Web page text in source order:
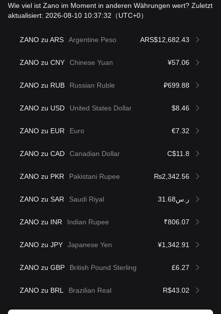
Wie viel ist Zano im Moment in anderen Währungen wert? Zuletzt
aktualisiert: 2026-08-10 10:37:32 （UTC+0）
ZANO zu ARS Argentine Peso ARS$12,682.43
ZANO zu CNY Chinese Yuan ¥57.06
ZANO zu RUB Russian Ruble ₽699.88
ZANO zu USD United States Dollar $8.46
ZANO zu EUR Euro €7.32
ZANO zu CAD Canadian Dollar C$11.8
ZANO zu PKR Pakistani Rupee ₨2,342.56
ZANO zu SAR Saudi Riyal ر.س31.68
ZANO zu INR Indian Rupee ₹806.07
ZANO zu JPY Japanese Yen ¥1,342.91
ZANO zu GBP British Pound Sterling £6.27
ZANO zu BRL Brazilian Real R$43.02